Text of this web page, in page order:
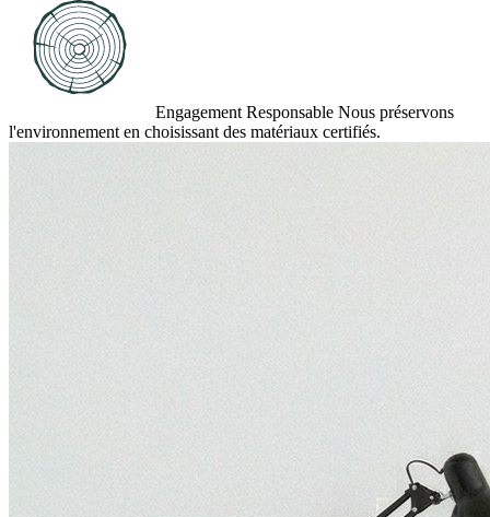
Engagement Responsable Nous préservons
l'environnement en choisissant des matériaux certifiés.